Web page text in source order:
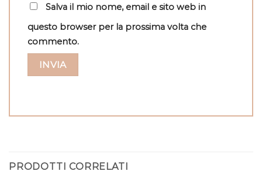
Salva il mio nome, email e sito web in
questo browser per la prossima volta che
commento.
PRODOTTI CORRELATI